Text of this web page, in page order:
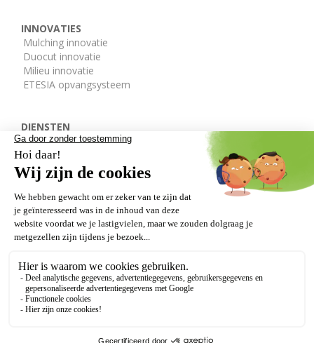
Onze getuigenissen
AVV
INNOVATIES
Mulching innovatie
Duocut innovatie
Milieu innovatie
ETESIA opvangsysteem
DIENSTEN
De ETESIA afdelingen
Onderdelen
Gratis demo
DEALERS